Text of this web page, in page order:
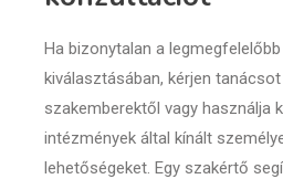
Ha bizonytalan a
kiválasztásában, kérjen
szakemberektől vagy használja
intézmények által kínált
lehetőségeket. Egy szakértő